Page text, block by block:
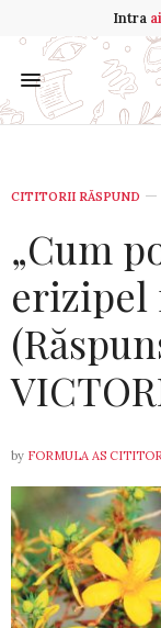
Intra
CITITORII RĂSPUND
„Cum
erizipel
by FORMULA AS